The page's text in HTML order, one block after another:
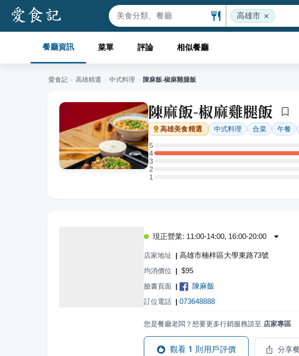
高雄市
餐廳資訊 菜單 評論 相似餐廳
愛食記 › 高雄精選 › 中式料理 › 陳麻飯-椒麻雞腿飯
陳麻飯-椒麻雞腿飯
高雄美食精選 中式料理 合菜 午餐
5
5 星：0 則評論
4
4 星：1 則評論
3
3 星：0 則評論
2
2 星：0 則評論
11 星：0 則評論
現正營業: 11:00-14:00, 16:00-20:00
店家地址 | 高雄市楠梓區大學東路73號
均消價位 | $95
臉書頁面 | 陳麻飯
訂位電話 | 073648888
您是餐廳老闆？想要更多行銷服務請至 店家專區
觀看 1 則用戶評價 分享